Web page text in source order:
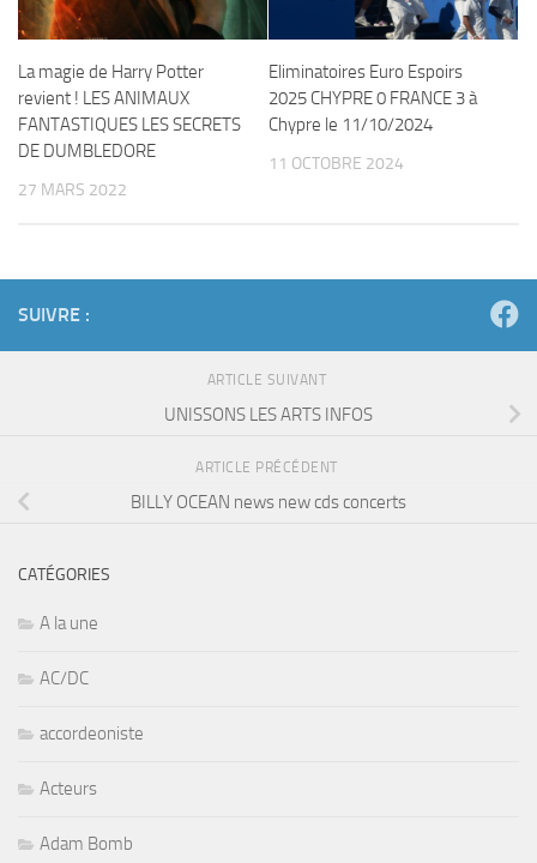
La magie de Harry Potter
revient ! LES ANIMAUX
FANTASTIQUES LES SECRETS
DE DUMBLEDORE
27 MARS 2022
Eliminatoires Euro Espoirs
2025 CHYPRE 0 FRANCE 3 à
Chypre le 11/10/2024
11 OCTOBRE 2024
SUIVRE :
ARTICLE SUIVANT
UNISSONS LES ARTS INFOS
ARTICLE PRÉCÉDENT
BILLY OCEAN news new cds concerts
CATÉGORIES
A la une
AC/DC
accordeoniste
Acteurs
Adam Bomb